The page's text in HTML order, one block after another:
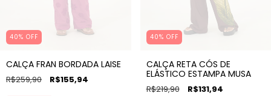
40% OFF
CALÇA FRAN BORDADA LAISE
R$259,90 R$155,94
40% OFF
CALÇA RETA CÓS DE
ELÁSTICO ESTAMPA MUSA
R$219,90 R$131,94